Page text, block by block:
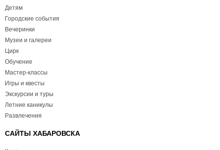
Детям
Городские события
Вечеринки
Музеи и галереи
Цирк
Обучение
Мастер-классы
Игры и квесты
Экскурсии и туры
Летние каникулы
Развлечения
САЙТЫ ХАБАРОВСКА